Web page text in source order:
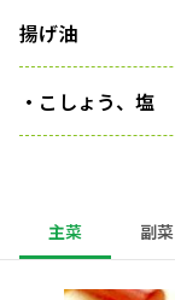
揚げ油
・こしょう、塩
主菜 副菜